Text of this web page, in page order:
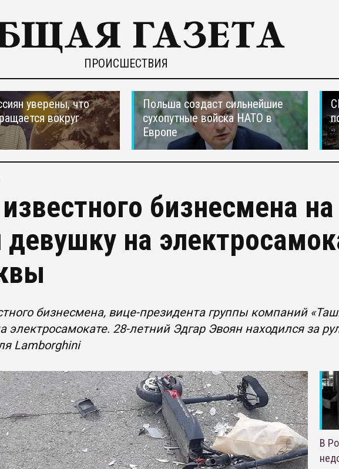
ПРОИСШЕСТВИЯ
уверены, что
вокруг
Польша создаст сильнейшие
сухопутные войска НАТО в
Европе
бизнесмена
девушку на
бизнесмена, вице-президента группы компаний
электросамокате. 28-летний Эдгар Эвоян находился за
Lamborghini
В